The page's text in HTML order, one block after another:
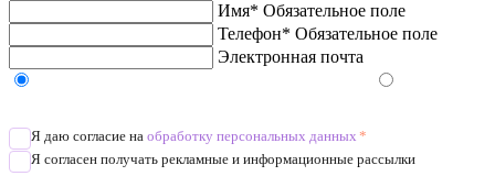
Имя* Обязательное поле
Телефон* Обязательное поле
Электронная почта
Я даю согласие на обработку персональных данных *
Я согласен получать рекламные и информационные рассылки